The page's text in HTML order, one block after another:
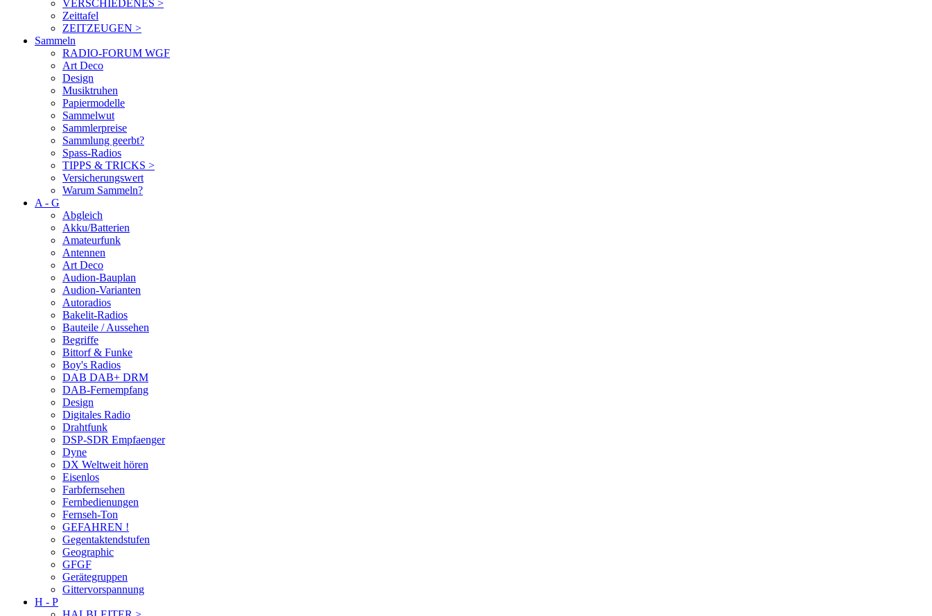
VERSCHIEDENES >
Zeittafel
ZEITZEUGEN >
Sammeln
RADIO-FORUM WGF
Art Deco
Design
Musiktruhen
Papiermodelle
Sammelwut
Sammlerpreise
Sammlung geerbt?
Spass-Radios
TIPPS & TRICKS >
Versicherungswert
Warum Sammeln?
A - G
Abgleich
Akku/Batterien
Amateurfunk
Antennen
Art Deco
Audion-Bauplan
Audion-Varianten
Autoradios
Bakelit-Radios
Bauteile / Aussehen
Begriffe
Bittorf & Funke
Boy's Radios
DAB DAB+ DRM
DAB-Fernempfang
Design
Digitales Radio
Drahtfunk
DSP-SDR Empfaenger
Dyne
DX Weltweit hören
Eisenlos
Farbfernsehen
Fernbedienungen
Fernseh-Ton
GEFAHREN !
Gegentaktendstufen
Geographic
GFGF
Gerätegruppen
Gittervorspannung
H - P